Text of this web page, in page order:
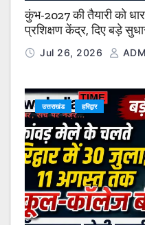
कुंभ-2027 की तैयारी को
प्रशिक्षण केंद्र, दिए बड़े
Jul 26, 2026
उत्तराखंड हरिद्वार